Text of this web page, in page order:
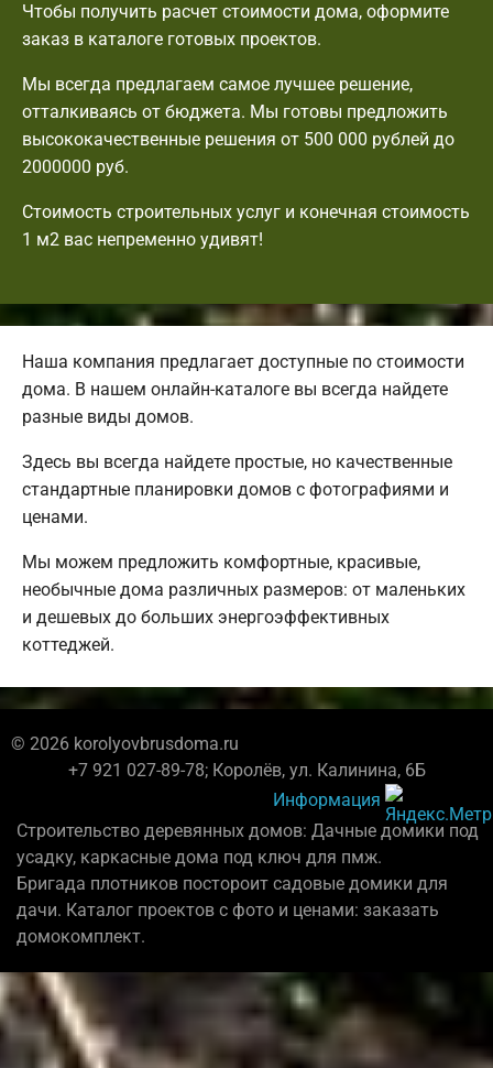
Чтобы получить расчет стоимости дома, оформите
заказ в каталоге готовых проектов.
Мы всегда предлагаем самое лучшее решение,
отталкиваясь от бюджета. Мы готовы предложить
высококачественные решения от 500 000 рублей до
2000000 руб.
Стоимость строительных услуг и конечная стоимость
1 м2 вас непременно удивят!
Наша компания предлагает доступные по стоимости
дома. В нашем онлайн-каталоге вы всегда найдете
разные виды домов.
Здесь вы всегда найдете простые, но качественные
стандартные планировки домов с фотографиями и
ценами.
Мы можем предложить комфортные, красивые,
необычные дома различных размеров: от маленьких
и дешевых до больших энергоэффективных
коттеджей.
© 2026 korolyovbrusdoma.ru
+7 921 027-89-78; Королёв, ул. Калинина, 6Б
Информация
Строительство деревянных домов: Дачные домики под
усадку, каркасные дома под ключ для пмж.
Бригада плотников постороит садовые домики для
дачи. Каталог проектов с фото и ценами: заказать
домокомплект.